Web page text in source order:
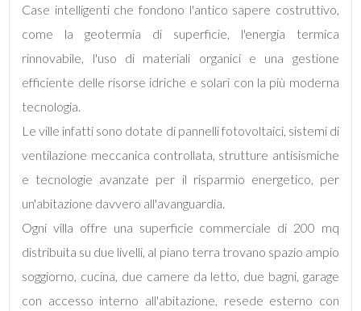
Case intelligenti che fondono l'antico sapere costruttivo,
come la geotermia di superficie, l'energia termica
rinnovabile, l'uso di materiali organici e una gestione
efficiente delle risorse idriche e solari con la più moderna
tecnologia.
Le ville infatti sono dotate di pannelli fotovoltaici, sistemi di
ventilazione meccanica controllata, strutture antisismiche
e tecnologie avanzate per il risparmio energetico, per
un'abitazione davvero all'avanguardia.
Ogni villa offre una superficie commerciale di 200 mq
distribuita su due livelli, al piano terra trovano spazio ampio
soggiorno, cucina, due camere da letto, due bagni, garage
con accesso interno all'abitazione, resede esterno con
5+
Bagni
Qualsiasi
1
2
3